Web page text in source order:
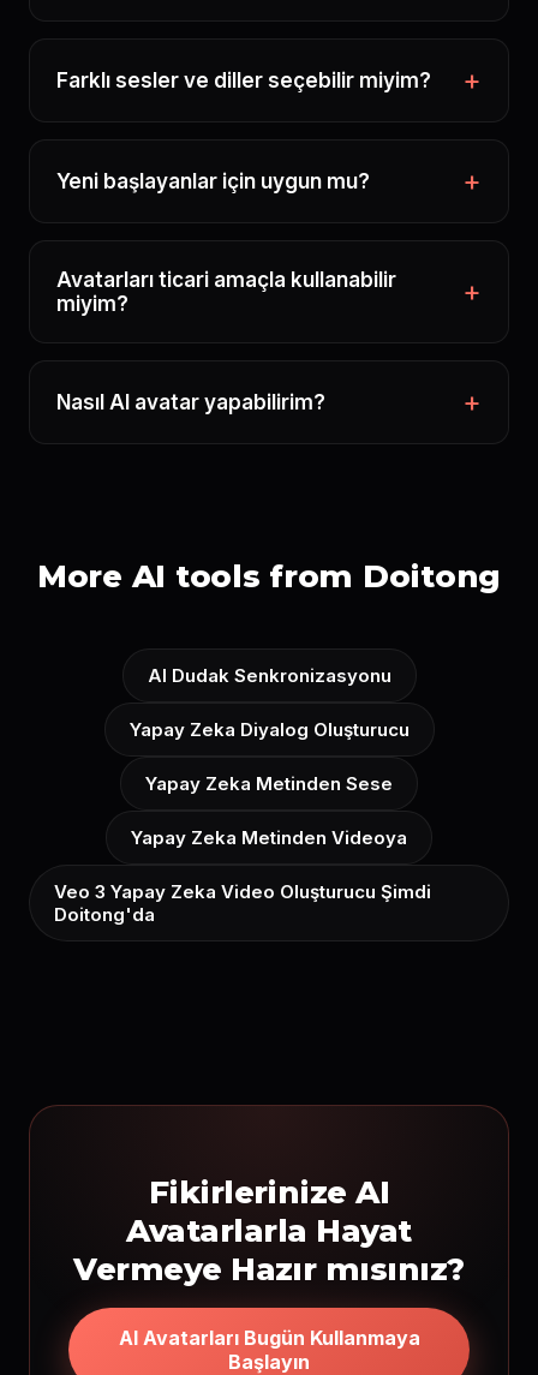
Farklı sesler ve diller seçebilir miyim?
Yeni başlayanlar için uygun mu?
Avatarları ticari amaçla kullanabilir
miyim?
Nasıl AI avatar yapabilirim?
More AI tools from Doitong
AI Dudak Senkronizasyonu
Yapay Zeka Diyalog Oluşturucu
Yapay Zeka Metinden Sese
Yapay Zeka Metinden Videoya
Veo 3 Yapay Zeka Video Oluşturucu Şimdi
Doitong'da
Fikirlerinize AI
Avatarlarla Hayat
Vermeye Hazır mısınız?
AI Avatarları Bugün Kullanmaya
Başlayın